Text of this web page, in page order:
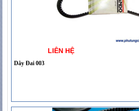
LIÊN HỆ
Dây Đai 003